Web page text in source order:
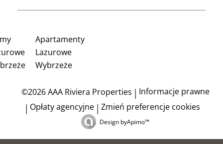
Apartamenty
Lazurowe
Wybrzeże
©2026 AAA Riviera Properties
Informacje prawne
Opłaty agencyjne
Zmień preferencje cookies
Design byApimo™